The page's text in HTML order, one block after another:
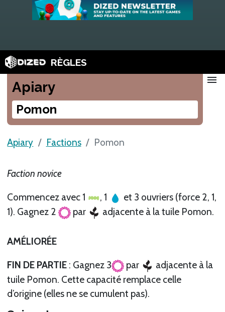
RÈGLES
Apiary
Pomon
menu
Apiary Factions Pomon
Faction novice
Commencez avec 1
, 1
et 3 ouvriers (force 2, 1,
1). Gagnez 2
par adjacente à la tuile Pomon.
AMÉLIORÉE
FIN DE PARTIE : Gagnez 3 par
adjacente à la
tuile Pomon. Cette capacité remplace celle
d’origine (elles ne se cumulent pas).